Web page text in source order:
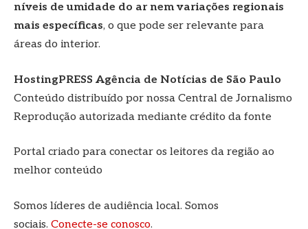
níveis de umidade do ar nem variações regionais
mais específicas, o que pode ser relevante para
áreas do interior.
HostingPRESS Agência de Notícias de São Paulo
Conteúdo distribuído por nossa Central de Jornalismo
Reprodução autorizada mediante crédito da fonte
Portal criado para conectar os leitores da região ao
melhor conteúdo
Somos líderes de audiência local. Somos
sociais. Conecte-se conosco.